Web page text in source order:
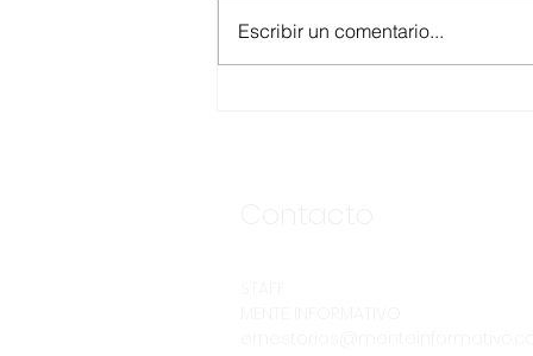
Escribir un comentario...